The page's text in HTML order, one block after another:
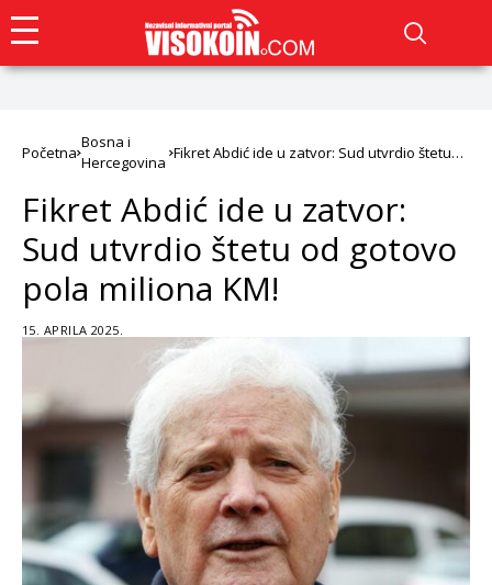
Početna
Bosna i
Hercegovina
Fikret Abdić ide u zatvor: Sud utvrdio štetu
Fikret Abdić ide u zatvor:
Sud utvrdio štetu od gotovo
pola miliona KM!
15. APRILA 2025.